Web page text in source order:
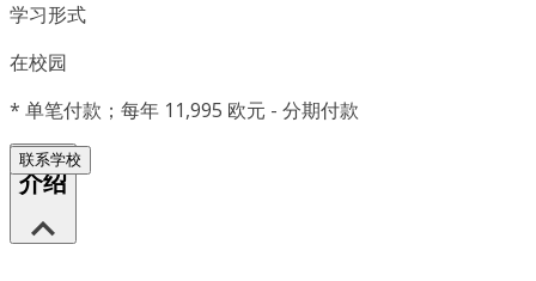
学习形式
在校园
* 单笔付款；每年 11,995 欧元 - 分期付款
联系学校
介绍